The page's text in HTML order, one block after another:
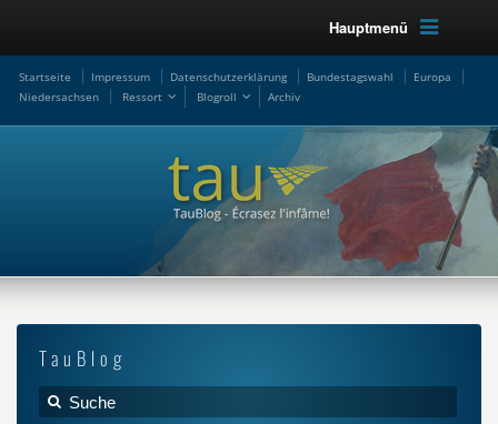
Hauptmenü
Startseite Impressum Datenschutzerklärung Bundestagswahl
Europa
Niedersachsen
Ressort Blogroll Archiv
TauBlog